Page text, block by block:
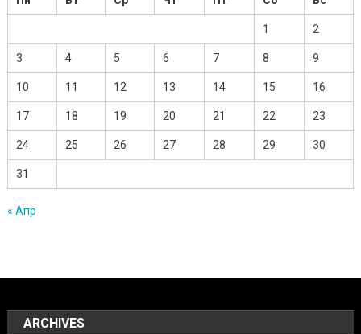
1 2
3 4 5 6 7 8 9
10 11 12 13 14 15 16
17 18 19 20 21 22 23
24 25 26 27 28 29 30
31
« Апр
ARCHIVES